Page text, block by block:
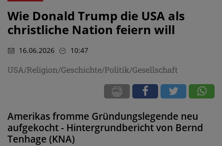
Wie Donald Trump die USA als
christliche Nation feiern will
16.06.2026 10:47
USA/Religion/Geschichte/Politik/Gesellschaft
Amerikas fromme Gründungslegende neu
aufgekocht - Hintergrundbericht von Bernd
Tenhage (KNA)